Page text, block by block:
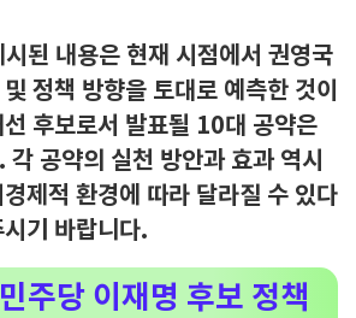
된 내용은 현재 시점에서 권영국
정책 방향을 토대로 예측한 것이
후보로서 발표될 10대 공약은
각 공약의 실천 방안과 효과 역시
제적 환경에 따라 달라질 수 있다
기 바랍니다.
주당 이재명 후보 정책